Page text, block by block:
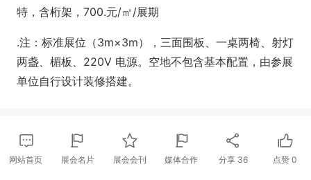
特，含桁架，700.元/㎡/展期
.注：标准展位（3m×3m），三面围板、一桌两椅、射灯
两盏、楣板、220V 电源。空地不包含基本配置，由参展
单位自行设计装修搭建。
网站首页 展会名片 展会会刊 媒体合作 分享 36 点赞0